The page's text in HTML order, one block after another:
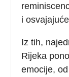
i
Iz tih,
Rijeka
emocije,